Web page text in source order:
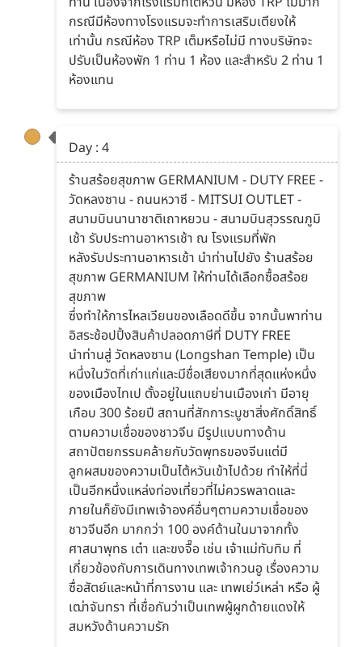
กรณีมีห้องทางโรงแรมจะทำการเสริมเตียงให้
เท่านั้น กรณีห้อง TRP เต็มหรือไม่มี ทางบริษัทจะ
ปรับเป็นห้องพัก 1 ท่าน 1 ห้อง และสำหรับ 2 ท่าน 1
ห้องแทน
Day : 4
ร้านสร้อยสุขภาพ GERMANIUM - DUTY FREE -
วัดหลงซาน - ถนนหวาซี - MITSUI OUTLET -
สนามบินนานาชาติเถาหยวน - สนามบินสุวรรณภูมิ
เช้า รับประทานอาหารเช้า ณ โรงแรมที่พัก
หลังรับประทานอาหารเช้า นำท่านไปยัง ร้านสร้อย
สุขภาพ GERMANIUM ให้ท่านได้เลือกซื้อสร้อย
สุขภาพ
ซึ่งทำให้การไหลเวียนของเลือดดีขึ้น จากนั้นพาท่าน
อิสระช้อปปิ้งสินค้าปลอดภาษีที่ DUTY FREE
นำท่านสู่ วัดหลงซาน (Longshan Temple) เป็น
หนึ่งในวัดที่เก่าแก่และมีชื่อเสียงมากที่สุดแห่งหนึ่ง
ของเมืองไทเป ตั้งอยู่ในแถบย่านเมืองเก่า มีอายุ
เกือบ 300 ร้อยปี สถานที่สักการะบูชาสิ่งศักดิ์สิทธิ์
ตามความเชื่อของชาวจีน มีรูปแบบทางด้าน
สถาปัตยกรรมคล้ายกับวัดพุทธของจีนแต่มี
ลูกผสมของความเป็นไต้หวันเข้าไปด้วย ทำให้ที่นี่
เป็นอีกหนึ่งแหล่งท่องเที่ยวที่ไม่ควรพลาดและ
ภายในก็ยังมีเทพเจ้าองค์อื่นๆตามความเชื่อของ
ชาวจีนอีก มากกว่า 100 องค์ด้านในมาจากทั้ง
ศาสนาพุทธ เต๋า และขงจื๊อ เช่น เจ้าแม่ทับทิม ที่
เกี่ยวข้องกับการเดินทางเทพเจ้ากวนอู เรื่องความ
ซื่อสัตย์และหน้าที่การงาน และ เทพเย่ว์เหล่า หรือ ผู้
เฒ่าจันทรา ที่เชื่อกันว่าเป็นเทพผู้ผูกด้ายแดงให้
สมหวังด้านความรัก